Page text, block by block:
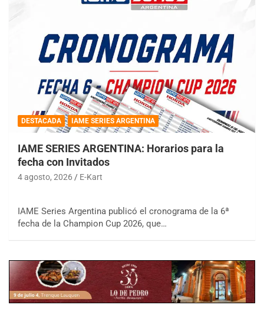
DESTACADA IAME SERIES ARGENTINA
IAME SERIES ARGENTINA: Horarios para la
fecha con Invitados
4 agosto, 2026 E-Kart
IAME Series Argentina publicó el cronograma de la 6ª
fecha de la Champion Cup 2026, que…